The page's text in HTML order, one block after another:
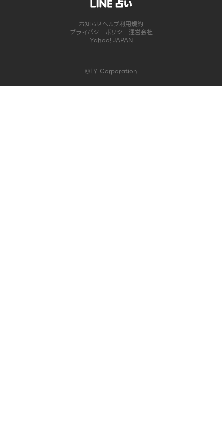
お知らせヘルプ利用規約
プライバシーポリシー運営会社
Yahoo! JAPAN
©LY Corporation
このコンテンツは掲載が終了しました | LINE占い